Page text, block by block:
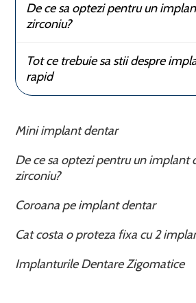
De ce sa optezi pentru un
zirconiu?
Tot ce trebuie sa stii despre
rapid
Mini implant dentar
De ce sa optezi pentru un implant
zirconiu?
Coroana pe implant dentar
Cat costa o proteza fixa cu 2
Implanturile Dentare Zigomatice